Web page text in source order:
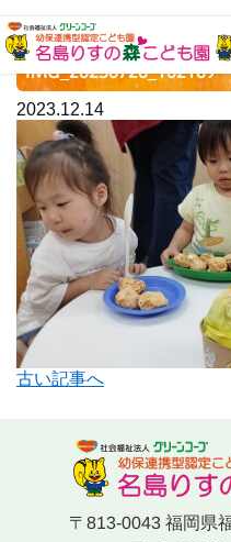
HOME>
IMG_20230720_102109
2023.12.14
古い記事へ
〒813-0043 福岡県